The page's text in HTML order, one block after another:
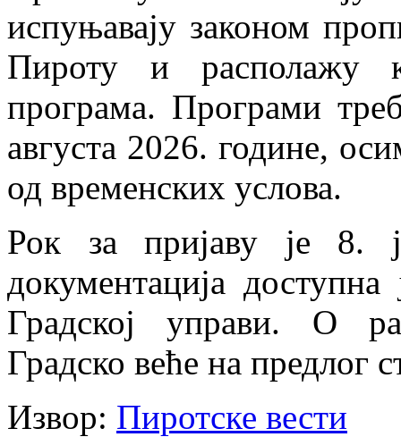
испуњавају законом
Пироту и располажу
програма. Програми
августа 2026. године,
од временских услова.
Рок за пријаву је 8.
документација
Градској управи. О
Градско веће на предлог
Извор: Пиротске вести